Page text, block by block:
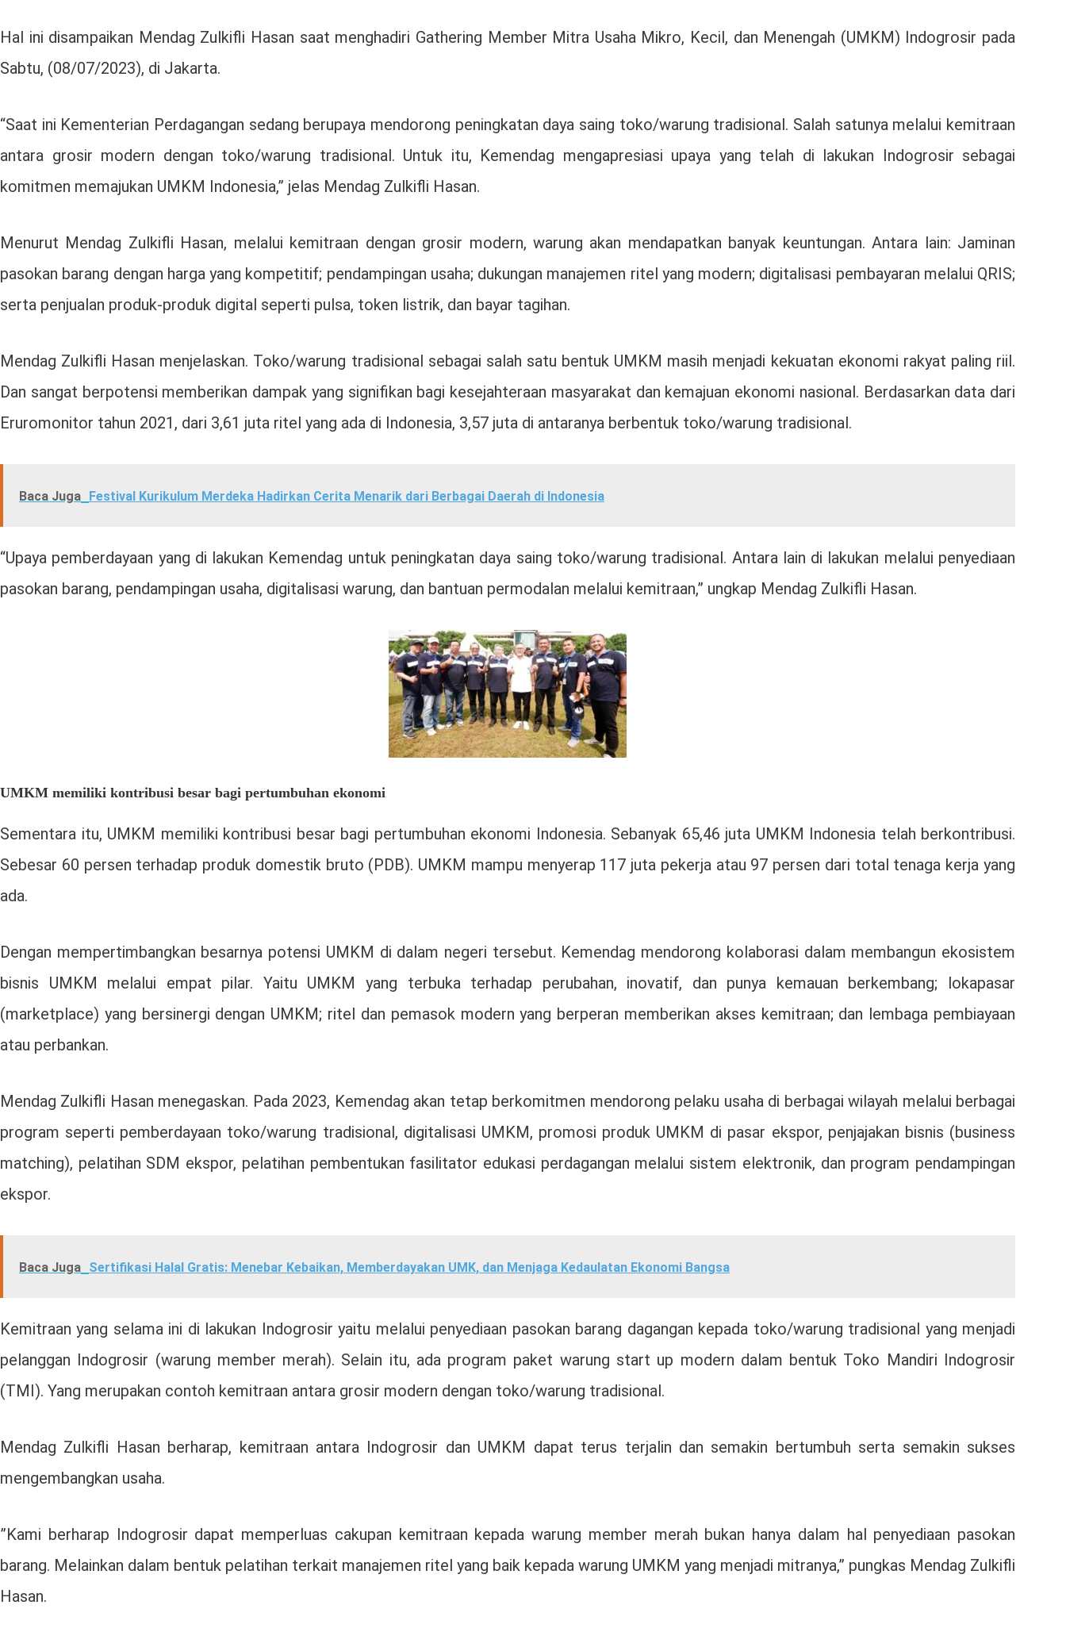
Hal ini disampaikan Mendag Zulkifli Hasan saat menghadiri Gathering Member Mitra Usaha Mikro, Kecil, dan Menengah (UMKM) Indogrosir pada
Sabtu, (08/07/2023), di Jakarta.
“Saat ini Kementerian Perdagangan sedang berupaya mendorong peningkatan daya saing toko/warung tradisional. Salah satunya melalui kemitraan
antara grosir modern dengan toko/warung tradisional. Untuk itu, Kemendag mengapresiasi upaya yang telah di lakukan Indogrosir sebagai
komitmen memajukan UMKM Indonesia,” jelas Mendag Zulkifli Hasan.
Menurut Mendag Zulkifli Hasan, melalui kemitraan dengan grosir modern, warung akan mendapatkan banyak keuntungan. Antara lain: Jaminan
pasokan barang dengan harga yang kompetitif; pendampingan usaha; dukungan manajemen ritel yang modern; digitalisasi pembayaran melalui QRIS;
serta penjualan produk-produk digital seperti pulsa, token listrik, dan bayar tagihan.
Mendag Zulkifli Hasan menjelaskan. Toko/warung tradisional sebagai salah satu bentuk UMKM masih menjadi kekuatan ekonomi rakyat paling riil.
Dan sangat berpotensi memberikan dampak yang signifikan bagi kesejahteraan masyarakat dan kemajuan ekonomi nasional. Berdasarkan data dari
Eruromonitor tahun 2021, dari 3,61 juta ritel yang ada di Indonesia, 3,57 juta di antaranya berbentuk toko/warung tradisional.
Baca Juga Festival Kurikulum Merdeka Hadirkan Cerita Menarik dari Berbagai Daerah di Indonesia
“Upaya pemberdayaan yang di lakukan Kemendag untuk peningkatan daya saing toko/warung tradisional. Antara lain di lakukan melalui penyediaan
pasokan barang, pendampingan usaha, digitalisasi warung, dan bantuan permodalan melalui kemitraan,” ungkap Mendag Zulkifli Hasan.
UMKM memiliki kontribusi besar bagi pertumbuhan ekonomi
Sementara itu, UMKM memiliki kontribusi besar bagi pertumbuhan ekonomi Indonesia. Sebanyak 65,46 juta UMKM Indonesia telah berkontribusi.
Sebesar 60 persen terhadap produk domestik bruto (PDB). UMKM mampu menyerap 117 juta pekerja atau 97 persen dari total tenaga kerja yang
ada.
Dengan mempertimbangkan besarnya potensi UMKM di dalam negeri tersebut. Kemendag mendorong kolaborasi dalam membangun ekosistem
bisnis UMKM melalui empat pilar. Yaitu UMKM yang terbuka terhadap perubahan, inovatif, dan punya kemauan berkembang; lokapasar
(marketplace) yang bersinergi dengan UMKM; ritel dan pemasok modern yang berperan memberikan akses kemitraan; dan lembaga pembiayaan
atau perbankan.
Mendag Zulkifli Hasan menegaskan. Pada 2023, Kemendag akan tetap berkomitmen mendorong pelaku usaha di berbagai wilayah melalui berbagai
program seperti pemberdayaan toko/warung tradisional, digitalisasi UMKM, promosi produk UMKM di pasar ekspor, penjajakan bisnis (business
matching), pelatihan SDM ekspor, pelatihan pembentukan fasilitator edukasi perdagangan melalui sistem elektronik, dan program pendampingan
ekspor.
Baca Juga Sertifikasi Halal Gratis: Menebar Kebaikan, Memberdayakan UMK, dan Menjaga Kedaulatan Ekonomi Bangsa
Kemitraan yang selama ini di lakukan Indogrosir yaitu melalui penyediaan pasokan barang dagangan kepada toko/warung tradisional yang menjadi
pelanggan Indogrosir (warung member merah). Selain itu, ada program paket warung start up modern dalam bentuk Toko Mandiri Indogrosir
(TMI). Yang merupakan contoh kemitraan antara grosir modern dengan toko/warung tradisional.
Mendag Zulkifli Hasan berharap, kemitraan antara Indogrosir dan UMKM dapat terus terjalin dan semakin bertumbuh serta semakin sukses
mengembangkan usaha.
”Kami berharap Indogrosir dapat memperluas cakupan kemitraan kepada warung member merah bukan hanya dalam hal penyediaan pasokan
barang. Melainkan dalam bentuk pelatihan terkait manajemen ritel yang baik kepada warung UMKM yang menjadi mitranya,” pungkas Mendag Zulkifli
Hasan.